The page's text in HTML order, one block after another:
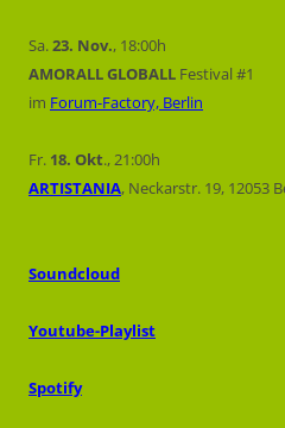
Sa.23. Nov., 18:00h
AMORALL GLOBALL Festival #1
im Forum-Factory, Berlin
Fr. 18. Okt., 21:00h
ARTISTANIA, Neckarstr. 19, 12053
Soundcloud
Youtube-Playlist
Spotify